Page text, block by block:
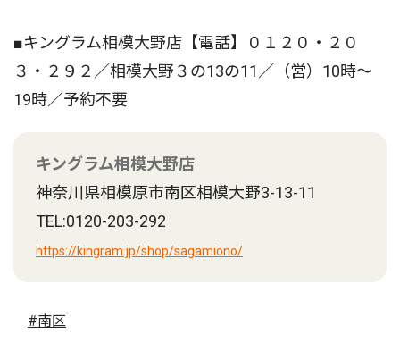
■キングラム相模大野店【電話】０１２０・２０
３・２９２／相模大野３の13の11／（営）10時〜
19時／予約不要
キングラム相模大野店
神奈川県相模原市南区相模大野3-13-11
TEL:0120-203-292
https://kingram.jp/shop/sagamiono/
#南区